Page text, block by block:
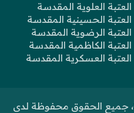
العتبة العلوية المقدسة
العتبة الحسينية المقدسة
العتبة الرضوية المقدسة
العتبة الكاظمية المقدسة
العتبة العسكرية المقدسة
© حقوق الطبع والنشر 2024، جميع الحقوق محفوظة لدى